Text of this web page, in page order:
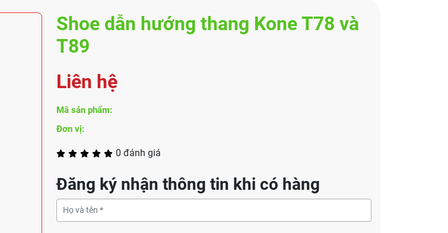
Shoe dẫn hướng thang Kone T78 và
T89
Liên hệ
Mã sản phẩm:
Đơn vị:
0 đánh giá
Đăng ký nhận thông tin khi có hàng